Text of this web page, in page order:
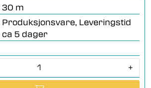
30 m
Produksjonsvare, Leveringstid
ca 5 dager
+